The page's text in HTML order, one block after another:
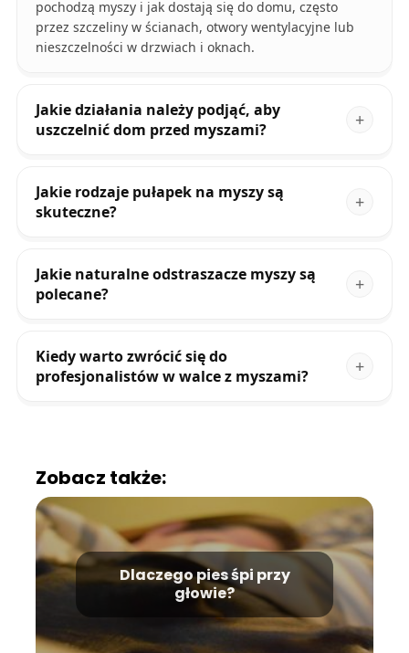
pochodzą myszy i jak dostają się do domu, często
przez szczeliny w ścianach, otwory wentylacyjne lub
nieszczelności w drzwiach i oknach.
Jakie działania należy podjąć, aby
uszczelnić dom przed myszami?
Jakie rodzaje pułapek na myszy są
skuteczne?
Jakie naturalne odstraszacze myszy są
polecane?
Kiedy warto zwrócić się do
profesjonalistów w walce z myszami?
Zobacz także:
Dlaczego pies śpi przy
głowie?